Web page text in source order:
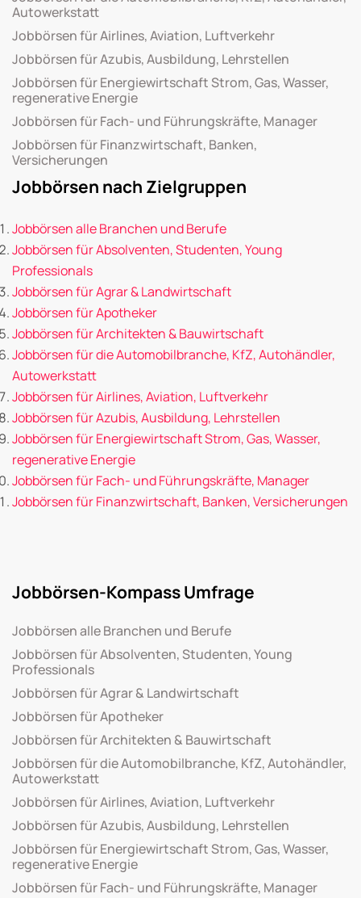
Autowerkstatt
Jobbörsen für Airlines, Aviation, Luftverkehr
Jobbörsen für Azubis, Ausbildung, Lehrstellen
Jobbörsen für Energiewirtschaft Strom, Gas, Wasser,
regenerative Energie
Jobbörsen für Fach- und Führungskräfte, Manager
Jobbörsen für Finanzwirtschaft, Banken,
Versicherungen
Jobbörsen nach Zielgruppen
Jobbörsen alle Branchen und Berufe
Jobbörsen für Absolventen, Studenten, Young
Professionals
Jobbörsen für Agrar & Landwirtschaft
Jobbörsen für Apotheker
Jobbörsen für Architekten & Bauwirtschaft
Jobbörsen für die Automobilbranche, KfZ, Autohändler,
Autowerkstatt
Jobbörsen für Airlines, Aviation, Luftverkehr
Jobbörsen für Azubis, Ausbildung, Lehrstellen
Jobbörsen für Energiewirtschaft Strom, Gas, Wasser,
regenerative Energie
Jobbörsen für Fach- und Führungskräfte, Manager
Jobbörsen für Finanzwirtschaft, Banken, Versicherungen
Jobbörsen-Kompass Umfrage
Jobbörsen alle Branchen und Berufe
Jobbörsen für Absolventen, Studenten, Young
Professionals
Jobbörsen für Agrar & Landwirtschaft
Jobbörsen für Apotheker
Jobbörsen für Architekten & Bauwirtschaft
Jobbörsen für die Automobilbranche, KfZ, Autohändler,
Autowerkstatt
Jobbörsen für Airlines, Aviation, Luftverkehr
Jobbörsen für Azubis, Ausbildung, Lehrstellen
Jobbörsen für Energiewirtschaft Strom, Gas, Wasser,
regenerative Energie
Jobbörsen für Fach- und Führungskräfte, Manager